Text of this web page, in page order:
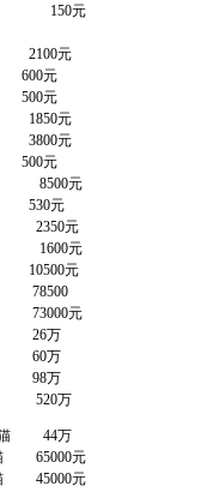
币 150元
2100元
600元
500元
1850元
3800元
500元
鸡 8500元
530元
鸡 2350元
鸡 1600元
10500元
鸡 78500
鸡 73000元
26万
60万
98万
鸡 520万
金猫 44万
猫 65000元
猫 45000元